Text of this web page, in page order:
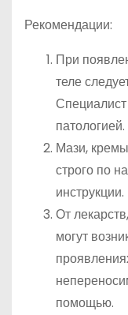
Рекомендации:
При
теле
патологией.
Мази,
строго по
инструкции.
От
могут
помощью.